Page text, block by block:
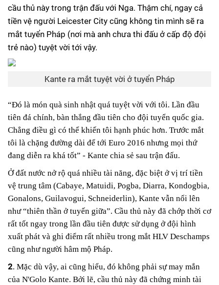
Thể thao Điện tử
Các môn khác
VIDEO
cầu thủ này trong trận đấu với Nga. Thậm chí, ngay cả
tiền vệ người Leicester City cũng không tin mình sẽ ra
mắt tuyển Pháp (nơi mà anh chưa thi đấu ở cấp độ đội
trẻ nào) tuyệt vời tới vậy.
Kante ra mắt tuyệt vời ở tuyển Pháp
“Đó là món quà sinh nhật quá tuyệt vời với tôi. Lần đầu
tiên đá chính, bàn thắng đầu tiên cho đội tuyển quốc gia.
Chẳng điều gì có thể khiến tôi hạnh phúc hơn. Trước mắt
tôi là chặng đường dài để tới Euro 2016 nhưng mọi thứ
đang diễn ra khá tốt” - Kante chia sẻ sau trận đấu.
Ở đất nước nở rộ quá nhiều tài năng, đặc biệt ở vị trí tiền
vệ trung tâm (Cabaye, Matuidi, Pogba, Diarra, Kondogbia,
Gonalons, Guilavogui, Schneiderlin), Kante vẫn nổi lên
như “thiên thần ở tuyến giữa”. Cầu thủ này đã chớp thời cơ
rất tốt ngay trong lần đầu tiên được sử dụng ở đội hình
xuất phát và ghi điểm rất nhiều trong mắt HLV Deschamps
cũng như người hâm mộ Pháp.
2. Mặc dù vậy, ai cũng hiểu, đó không phải sự may mắn
của N'Golo Kante. Bởi lẽ, cầu thủ này đã chứng minh tài